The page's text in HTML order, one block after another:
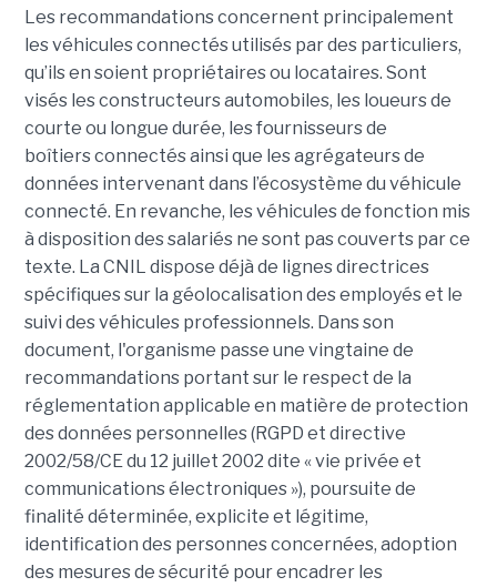
Les recommandations concernent principalement
les véhicules connectés utilisés par des particuliers,
qu’ils en soient propriétaires ou locataires. Sont
visés les constructeurs automobiles, les loueurs de
courte ou longue durée, les fournisseurs de
boîtiers connectés ainsi que les agrégateurs de
données intervenant dans l’écosystème du véhicule
connecté. En revanche, les véhicules de fonction mis
à disposition des salariés ne sont pas couverts par ce
texte. La CNIL dispose déjà de lignes directrices
spécifiques sur la géolocalisation des employés et le
suivi des véhicules professionnels. Dans son
document, l'organisme passe une vingtaine de
recommandations portant sur le respect de la
réglementation applicable en matière de protection
des données personnelles (RGPD et directive
2002/58/CE du 12 juillet 2002 dite « vie privée et
communications électroniques »), poursuite de
finalité déterminée, explicite et légitime,
identification des personnes concernées, adoption
des mesures de sécurité pour encadrer les